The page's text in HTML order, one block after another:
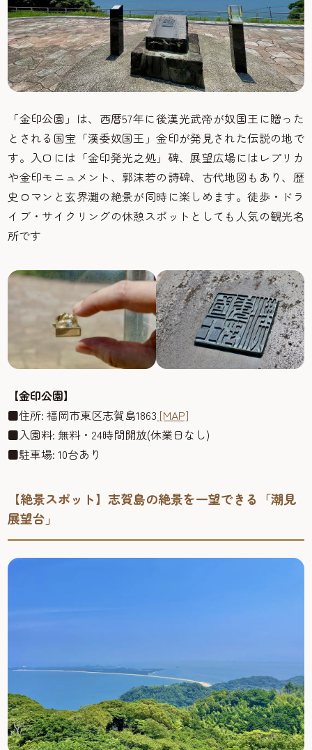
「金印公園」は、西暦57年に後漢光武帝が奴国王に贈った
とされる国宝「漢委奴国王」金印が発見された伝説の地で
す。入口には「金印発光之処」碑、展望広場にはレプリカ
や金印モニュメント、郭沫若の詩碑、古代地図もあり、歴
史ロマンと玄界灘の絶景が同時に楽しめます。徒歩・ドラ
イブ・サイクリングの休憩スポットとしても人気の観光名
所です
【金印公園】
■住所: 福岡市東区志賀島1863 [MAP]
■入園料: 無料・24時間開放(休業日なし)
■駐車場: 10台あり
【絶景スポット】志賀島の絶景を一望できる「潮見
展望台」